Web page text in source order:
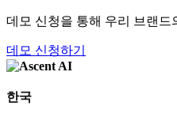
데모 신청을 통해 우리 브랜
데모 신청하기
한국